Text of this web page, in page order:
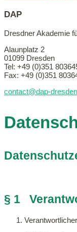
DAP
Dresdner Akademie
Alaunplatz 2
01099 Dresden
Tel: +49 (0)351
Fax: +49 (0)351
contact@dap-
§ 1